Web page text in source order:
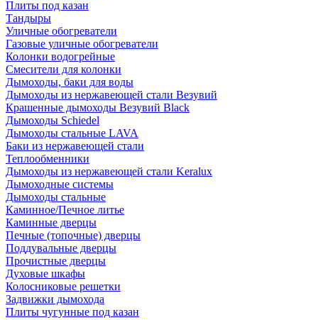
Плиты под казан
Тандыры
Уличные обогреватели
Газовые уличные обогреватели
Колонки водогрейные
Смесители для колонки
Дымоходы, баки для воды
Дымоходы из нержавеющей стали Везувий
Крашенные дымоходы Везувий Black
Дымоходы Schiedel
Дымоходы стальные LAVA
Баки из нержавеющей стали
Теплообменники
Дымоходы из нержавеющей стали Keralux
Дымоходные системы
Дымоходы стальные
Каминное/Печное литье
Каминные дверцы
Печные (топочные) дверцы
Поддувальные дверцы
Прочистные дверцы
Духовые шкафы
Колосниковые решетки
Задвижки дымохода
Плиты чугунные под казан